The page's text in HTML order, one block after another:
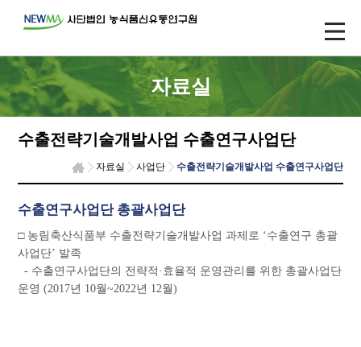
자료실
수출전략기술개발사업 수출연구사업단
자료실 사업단 수출전략기술개발사업 수출연구사업단
수출연구사업단 총괄사업단
□ 농림축산식품부 수출전략기술개발사업 과제로 ‘수출연구 총괄
사업단’ 발족
- 수출연구사업단의 전략적·효율적 운영관리를 위한 총괄사업단
운영 (2017년 10월~2022년 12월)